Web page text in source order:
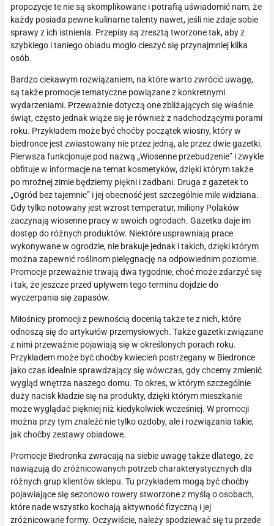
propozycje te nie są skomplikowane i potrafią uświadomić nam, że
każdy posiada pewne kulinarne talenty nawet, jeśli nie zdaje sobie
sprawy z ich istnienia. Przepisy są zresztą tworzone tak, aby z
szybkiego i taniego obiadu mogło cieszyć się przynajmniej kilka
osób.
Bardzo ciekawym rozwiązaniem, na które warto zwrócić uwagę,
są także promocje tematyczne powiązane z konkretnymi
wydarzeniami. Przeważnie dotyczą one zbliżających się właśnie
świąt, często jednak wiąże się je również z nadchodzącymi porami
roku. Przykładem może być choćby początek wiosny, który w
biedronce jest zwiastowany nie przez jedną, ale przez dwie gazetki.
Pierwsza funkcjonuje pod nazwą „Wiosenne przebudzenie” i zwykle
obfituje w informacje na temat kosmetyków, dzięki którym także
po mroźnej zimie będziemy piękni i zadbani. Druga z gazetek to
„Ogród bez tajemnic” i jej obecność jest szczególnie mile widziana.
Gdy tylko notowany jest wzrost temperatur, miliony Polaków
zaczynają wiosenne pracy w swoich ogrodach. Gazetka daje im
dostęp do różnych produktów. Niektóre usprawniają prace
wykonywane w ogrodzie, nie brakuje jednak i takich, dzięki którym
można zapewnić roślinom pielęgnację na odpowiednim poziomie.
Promocje przeważnie trwają dwa tygodnie, choć może zdarzyć się
i tak, że jeszcze przed upływem tego terminu dojdzie do
wyczerpania się zapasów.
Miłośnicy promocji z pewnością docenią także te z nich, które
odnoszą się do artykułów przemysłowych. Także gazetki związane
z nimi przeważnie pojawiają się w określonych porach roku.
Przykładem może być choćby kwiecień postrzegany w Biedronce
jako czas idealnie sprawdzający się wówczas, gdy chcemy zmienić
wygląd wnętrza naszego domu. To okres, w którym szczególnie
duży nacisk kładzie się na produkty, dzięki którym mieszkanie
może wyglądać piękniej niż kiedykolwiek wcześniej. W promocji
można przy tym znaleźć nie tylko ozdoby, ale i rozwiązania takie,
jak choćby zestawy obiadowe.
Promocje Biedronka zwracają na siebie uwagę także dlatego, że
nawiązują do zróżnicowanych potrzeb charakterystycznych dla
różnych grup klientów sklepu. Tu przykładem mogą być choćby
pojawiające się sezonowo rowery stworzone z myślą o osobach,
które nade wszystko kochają aktywność fizyczną i jej
zróżnicowane formy. Oczywiście, należy spodziewać się tu przede